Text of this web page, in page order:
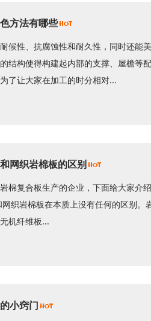
方法有哪些
候性、抗腐蚀性和耐久性，同时还能
结构使得构建起内部的支撑、屋檐等
了让大家在加工的时分相对...
网织岩棉板的区别
棉复合板生产的企业，下面给大家介
织岩棉板在本质上没有任何的区别。
机纤维板...
小窍门